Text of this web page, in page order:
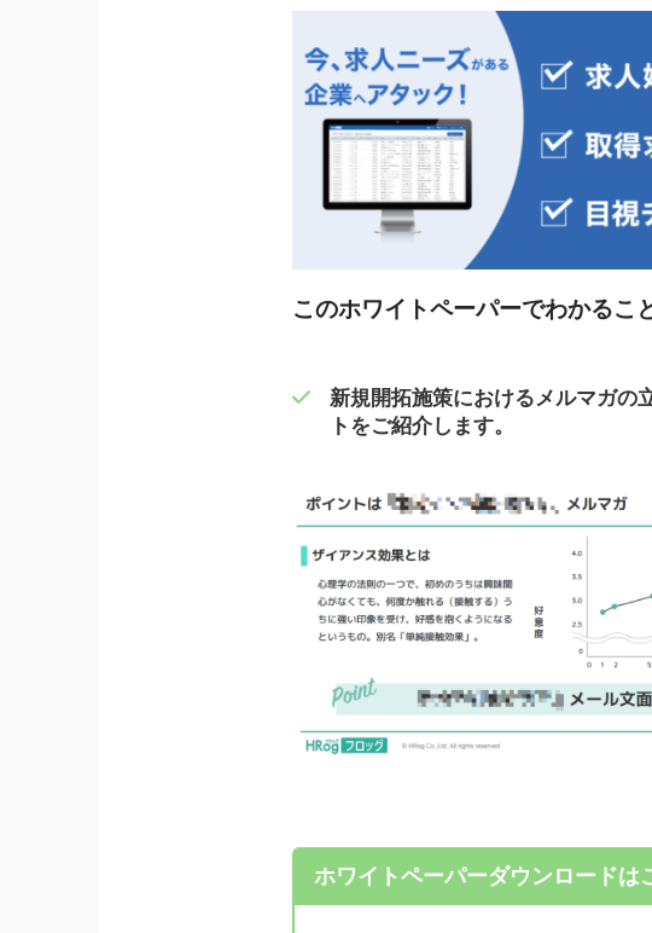
このホワイトペーパーでわかるこ
新規開拓施策におけるメルマガの
トをご紹介します。
ホワイトペーパーダウンロードは